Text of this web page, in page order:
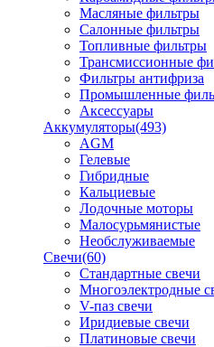
Масляные фильтры
Салонные фильтры
Топливные фильтры
Трансмиссионные
Фильтры антифриза
Промышленные
Аксессуары
Аккумуляторы(493)
AGM
Гелевые
Гибридные
Кальциевые
Лодочные моторы
Малосурьмянистые
Необслуживаемые
Свечи(60)
Стандартные свечи
Многоэлектродные
V-паз свечи
Иридиевые свечи
Платиновые свечи